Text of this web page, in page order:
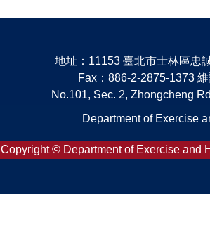
地址：11153 臺北市士林區忠
Fax：886-2-2875-1373
No.101, Sec. 2, Zhongcheng
Department of Exercise
Copyright © Department of Exercise and